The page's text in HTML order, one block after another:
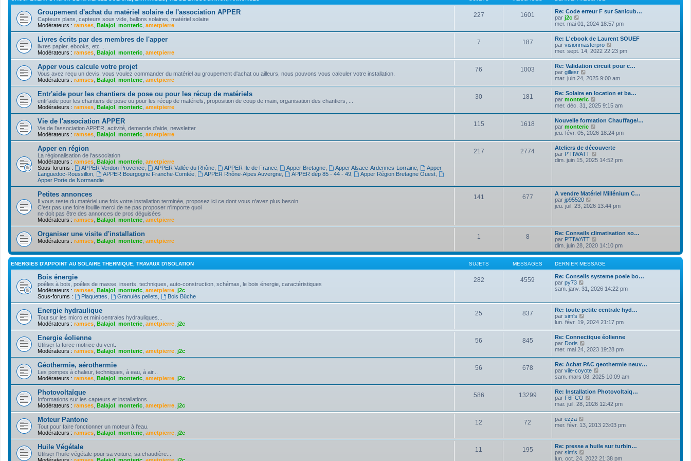
e
s
a
i
e
m
e
s
s
a
d
e
n
i
e
r
m
e
s
a
Groupement d'achat du matériel solaire de l'association APPER
Capteurs plans, capteurs sous vide, ballons solaires, matériel solaire
Modérateurs : ramses Balajol monteric ametpierre
227 1601
Re: Code erreur F sur Sanicub…
par j2c
o
l
e
d
e
r
n
i
e
r
m
e
s
s
a
g
e
mer. mai 01, 2024 18:57 pm
Livres écrits par des membres de l'apper
livres papier, ebooks, etc ...
Modérateurs : ramses Balajol monteric ametpierre
7 187
Re: L'ebook de Laurent SOUEF
par visionmasterpro
o
l
d
e
r
i
e
r
m
e
s
s
a
e
mer. sept. 14, 2022 22:23 pm
Apper vous calcule votre projet
Vous avez reçu un devis, vous voulez commander du matériel au groupement d'achat ou ailleurs, nous pouvons vous calculer votre installation.
Modérateurs : ramses Balajol monteric ametpierre
76 1003
Re: Validation circuit pour c…
par gillesr
o
l
e
d
e
r
n
i
e
r
m
e
s
e
mar. juin 24, 2025 9:00 am
Entr'aide pour les chantiers de pose ou pour les récup de matériels
entr'aide pour les chantiers de pose ou pour les récup de matériels, proposition de coup de main, organisation des chantiers, ...
Modérateurs : ramses Balajol monteric ametpierre
30 181
Re: Solaire en location et ba…
par monteric
o
r
l
e
d
e
r
i
e
s
s
a
g
mer. déc. 31, 2025 9:15 am
Vie de l'association APPER
Vie de l'association APPER, activité, demande d'aide, newsletter
Modérateurs : ramses Balajol monteric ametpierre
115 1618
Nouvelle formation Chauffage/…
par monteric
o
l
e
d
i
e
m
s
a
g
e
jeu. févr. 05, 2026 18:24 pm
Apper en région
La régionalisation de l'association
Modérateurs : ramses Balajol monteric ametpierre
Sous-forums :
APPER Verdon Provence, APPER Vallée du Rhône, APPER Ile de France, Apper Bretagne Apper Alsace-Ardennes-Lorraine
Apper
Languedoc-Roussillon
APPER Bourgogne Franche-Comtée, APPER Rhône-Alpes Auvergne, APPER dép 85 - 44 - 49, Apper Région Bretagne Ouest
Apper Porte de Normandie
217 2774
Ateliers de découverte
par P'TIWATT
o
d
e
r
n
r
m
s
s
a
g
e
dim. juin 15, 2025 14:52 pm
Petites annonces
Il vous reste du matériel une fois votre installation terminée, proposez ici ce dont vous n'avez plus besoin.
C'est pas une foire fouille merci de ne pas proposer n'importe quoi
ne doit pas être des annonces de pros déguisées
Modérateurs : ramses Balajol monteric ametpierre
141 677
A vendre Matériel Millénium C…
par jp95520
o
e
d
e
r
n
i
e
m
e
s
a
g
jeu. juil. 23, 2026 13:44 pm
Organiser une visite d'installation
Modérateurs : ramses Balajol monteric ametpierre
1 8
Re: Conseils climatisation so…
par P'TIWATT
o
i
r
l
e
d
r
r
m
e
s
s
g
e
dim. juin 28, 2020 14:10 pm
ENERGIES D'APPOINT AU SOLAIRE THERMIQUE, TRAVAUX D'ISOLATION SUJETS MESSAGES DERNIER MESSAGE
Bois énergie
poêles à bois, poêles de masse, inserts, techniques, auto-construction, schémas, le bois énergie, caractéristiques
Modérateurs : ramses Balajol monteric ametpierre j2c
Sous-forums :
Plaquettes Granulés pellets Bois Bûche
282 4559
Re: Conseils systeme poele bo…
par py73
o
e
d
e
r
n
i
e
r
m
e
s
s
a
g
e
sam. janv. 31, 2026 14:22 pm
Energie hydraulique
Tout sur les micro et mini centrales hydrauliques...
Modérateurs : ramses Balajol monteric ametpierre j2c
25 837
Re: toute petite centrale hyd…
par sim's
o
l
e
d
e
r
n
i
e
r
m
e
s
s
g
lun. févr. 19, 2024 21:17 pm
Energie éolienne
Utiliser la force motrice du vent.
Modérateurs : ramses Balajol monteric ametpierre j2c
56 845
Re: Connectique éolienne
par Doris
o
r
l
e
d
e
r
n
i
e
m
e
s
a
e
mer. mai 24, 2023 19:28 pm
Géothermie, aérothermie
Les pompes à chaleur, techniques, à eau, à air...
Modérateurs : ramses Balajol monteric ametpierre j2c
56 678
Re: Achat PAC geothermie neuv…
par vile-coyote
o
r
e
d
e
n
e
r
m
e
sam. mars 08, 2025 10:09 am
Photovoltaïque
Informations sur les capteurs et installations.
Modérateurs : ramses Balajol monteric ametpierre j2c
586 13299
Re: Installation Photovoltaiq…
par F6FCO
o
l
e
e
r
i
mar. juil. 28, 2026 12:42 pm
Moteur Pantone
Tout pour faire fonctionner un moteur à l'eau.
Modérateurs : ramses Balajol monteric ametpierre j2c
12 72 par ezza
o
e
d
mer. févr. 13, 2013 23:03 pm
Huile Végétale
Utiliser l'huile végétale pour sa voiture, sa chaudière...
Modérateurs : ramses Balajol monteric ametpierre j2c
11 195
Re: presse a huile sur turbin…
par sim's
o
lun. oct. 24, 2022 21:38 pm